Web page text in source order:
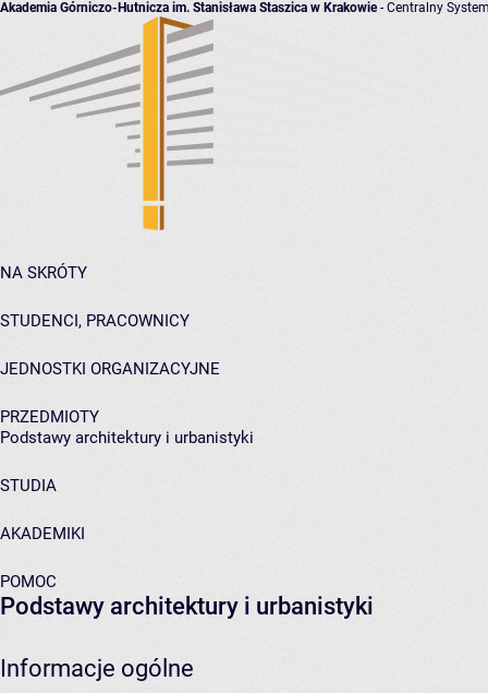
Akademia Górniczo-Hutnicza im. Stanisława Staszica w Krakowie- Centralny
NA SKRÓTY
STUDENCI, PRACOWNICY
JEDNOSTKI ORGANIZACYJNE
PRZEDMIOTY
Podstawy architektury i urbanistyki
STUDIA
AKADEMIKI
POMOC
Podstawy architektury i urbanistyki
Informacje ogólne